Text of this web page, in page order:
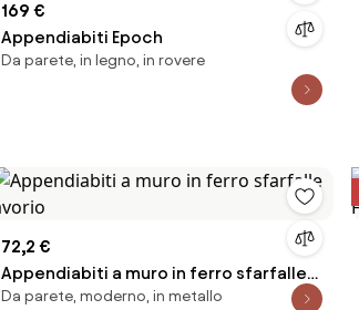
169 €
Appendiabiti Epoch
Da parete, in legno, in rovere
72,2 €
Appendiabiti a muro in ferro sfarfalle
avorio
Da parete, moderno, in metallo